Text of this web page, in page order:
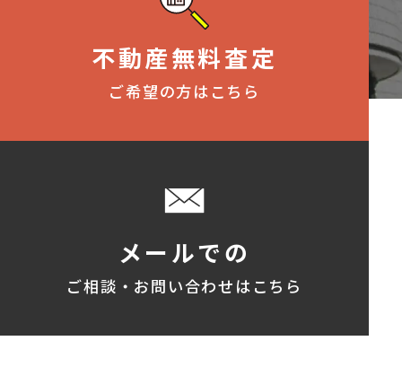
不動産無料査定
ご希望の方はこちら
メールでの
ご相談・お問い合わせはこちら